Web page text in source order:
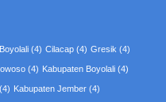
Boyolali (4) Cilacap (4) Gresik (4)
(4) Kabupaten Boyolali (4)
(4) Kabupaten Jember (4)